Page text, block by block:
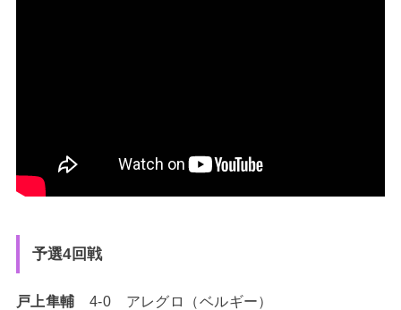
予選4回戦
戸上隼輔 4-0 アレグロ（ベルギー）